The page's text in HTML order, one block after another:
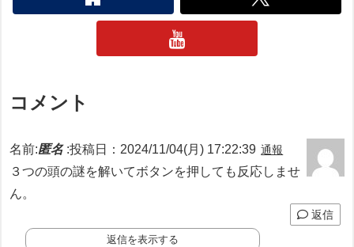
コメント
名前:匿名:投稿日：2024/11/04(月) 17:22:39 通報
３つの頭の謎を解いてボタンを押しても反応しませ
ん。
返信
返信を表示する